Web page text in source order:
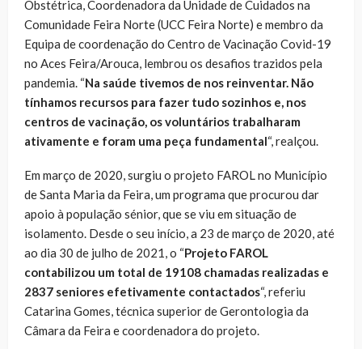
Obstétrica, Coordenadora da Unidade de Cuidados na
Comunidade Feira Norte (UCC Feira Norte) e membro da
Equipa de coordenação do Centro de Vacinação Covid-19
no Aces Feira/Arouca, lembrou os desafios trazidos pela
pandemia. “Na saúde tivemos de nos reinventar. Não
tínhamos recursos para fazer tudo sozinhos e, nos
centros de vacinação, os voluntários trabalharam
ativamente e foram uma peça fundamental“, realçou.
Em março de 2020, surgiu o projeto FAROL no Município
de Santa Maria da Feira, um programa que procurou dar
apoio à população sénior, que se viu em situação de
isolamento. Desde o seu início, a 23 de março de 2020, até
ao dia 30 de julho de 2021, o “Projeto FAROL
contabilizou um total de 19108 chamadas realizadas e
2837 seniores efetivamente contactados“, referiu
Catarina Gomes, técnica superior de Gerontologia da
Câmara da Feira e coordenadora do projeto.